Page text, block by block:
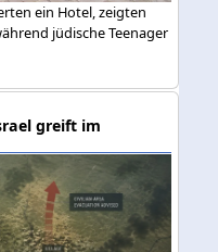
ein Hotel, zeigten
jüdische Teenager
greift im